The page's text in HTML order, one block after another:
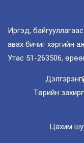
Иргэд,
авах бичиг хэргийн
Утас 51-263506,
Төрийн
Цахим